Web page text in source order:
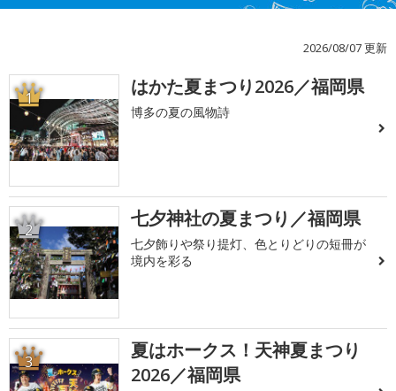
2026/08/07 更新
1 はかた夏まつり2026／福岡県
博多の夏の風物詩
2 七夕神社の夏まつり／福岡県
七夕飾りや祭り提灯、色とりどりの短冊が
境内を彩る
3
夏はホークス！天神夏まつり
2026／福岡県